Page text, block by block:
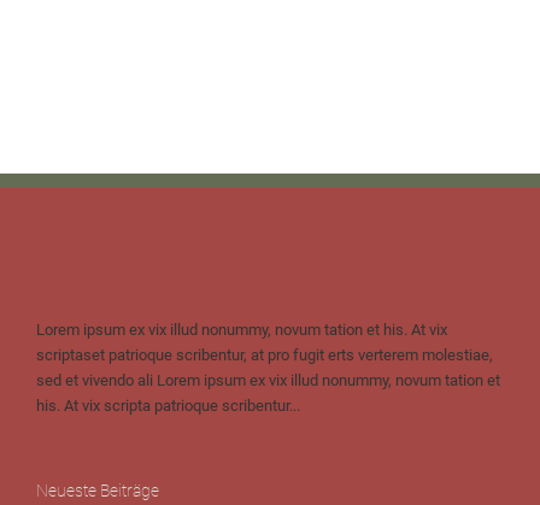
Lorem ipsum ex vix illud nonummy, novum tation et his. At vix
scriptaset patrioque scribentur, at pro fugit erts verterem molestiae,
sed et vivendo ali Lorem ipsum ex vix illud nonummy, novum tation et
his. At vix scripta patrioque scribentur...
Neueste Beiträge